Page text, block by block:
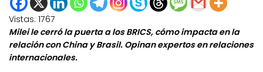
Vistas: 1767
Milei le cerró la puerta a los BRICS, cómo impacta en la
relación con China y Brasil. Opinan expertos en relaciones
internacionales.